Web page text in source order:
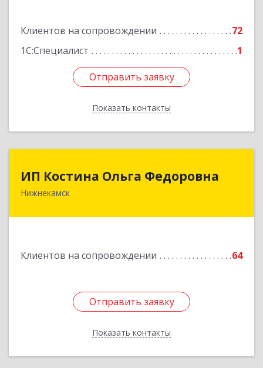
Клиентов на сопровождении
72
1С:Специалист
1
Отправить заявку
Показать контакты
Подробнее
Отправить заявку
Назад
ИП Костина Ольга Федоровна
Нижнекамск
Клиентов на сопровождении 64
Отправить заявку
Показать контакты
Отправить заявку
Назад